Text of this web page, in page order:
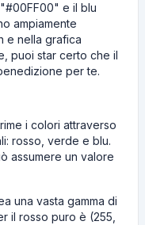
e il blu
ampiamente
e nella grafica
puoi star certo che il
per te.
i colori attraverso
rosso, verde e blu.
assumere un valore
una vasta gamma di
il rosso puro è (255,